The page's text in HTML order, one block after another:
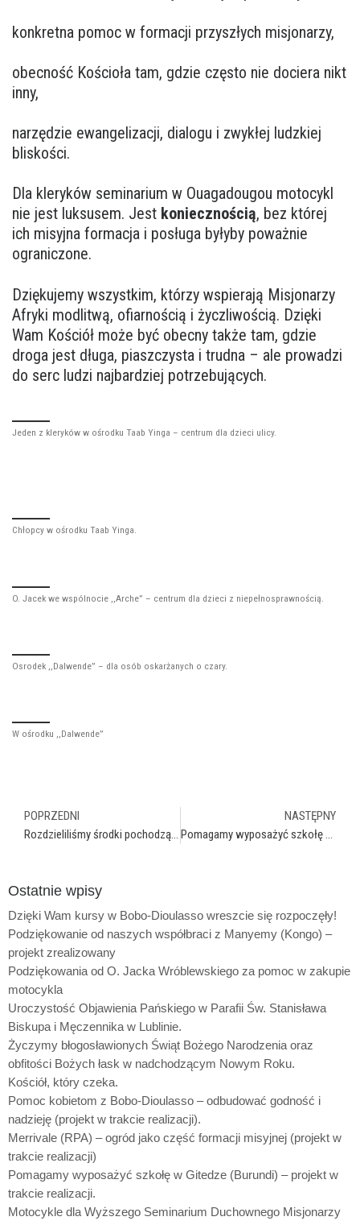
konkretna pomoc w formacji przyszłych misjonarzy,
obecność Kościoła tam, gdzie często nie dociera nikt
inny,
narzędzie ewangelizacji, dialogu i zwykłej ludzkiej
bliskości.
Dla kleryków seminarium w Ouagadougou motocykl
nie jest luksusem. Jest koniecznością, bez której
ich misyjna formacja i posługa byłyby poważnie
ograniczone.
Dziękujemy wszystkim, którzy wspierają Misjonarzy
Afryki modlitwą, ofiarnością i życzliwością. Dzięki
Wam Kościół może być obecny także tam, gdzie
droga jest długa, piaszczysta i trudna – ale prowadzi
do serc ludzi najbardziej potrzebujących.
Jeden z kleryków w ośrodku Taab Yinga – centrum dla dzieci ulicy.
Chłopcy w ośrodku Taab Yinga.
O. Jacek we wspólnocie ,,Arche” – centrum dla dzieci z niepełnosprawnością.
Osrodek ,,Dalwende” – dla osób oskarżanych o czary.
W ośrodku ,,Dalwende”
POPRZEDNI
Rozdzieliliśmy środki pochodzące z 1,5 % podatku.
NASTĘPNY
Pomagamy wyposażyć szkołę w Gitedze (Burundi) – projekt w trakcie realizacji.
Ostatnie wpisy
Dzięki Wam kursy w Bobo-Dioulasso wreszcie się rozpoczęły!
Podziękowanie od naszych współbraci z Manyemy (Kongo) –
projekt zrealizowany
Podziękowania od O. Jacka Wróblewskiego za pomoc w zakupie
motocykla
Uroczystość Objawienia Pańskiego w Parafii Św. Stanisława
Biskupa i Męczennika w Lublinie.
Życzymy błogosławionych Świąt Bożego Narodzenia oraz
obfitości Bożych łask w nadchodzącym Nowym Roku.
Kościół, który czeka.
Pomoc kobietom z Bobo-Dioulasso – odbudować godność i
nadzieję (projekt w trakcie realizacji).
Merrivale (RPA) – ogród jako część formacji misyjnej (projekt w
trakcie realizacji)
Pomagamy wyposażyć szkołę w Gitedze (Burundi) – projekt w
trakcie realizacji.
Motocykle dla Wyższego Seminarium Duchownego Misjonarzy